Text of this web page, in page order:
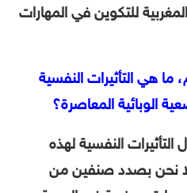
للتكوين في المهارات
ما هي التأثيرات النفسية
الوبائية المعاصرة؟
النفسية لهذه
نحن بصدد صنفين من